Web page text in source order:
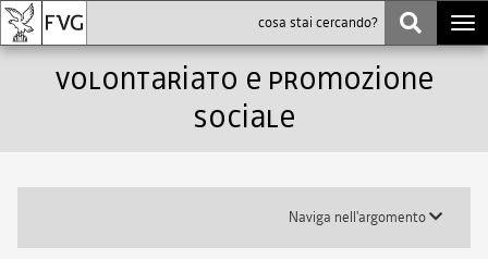
volontariato e promozione
sociale
Toggle
Naviga nell'argomento